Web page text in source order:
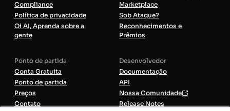
Compliance
Política de privacidade
Oi AI, Aprenda sobre a
gente
Marketplace
Sob Ataque?
Reconhecimentos e
Prêmios
Ponto de partida
Conta Gratuita
Ponto de partida
Preços
Contato
Desenvolvedor
Documentação
API
Nossa Comunidade
Release Notes